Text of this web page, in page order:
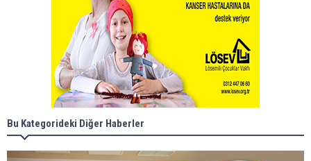
Bu Kategorideki Diğer Haberler